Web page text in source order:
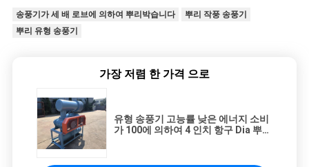
송풍기가 세 배 로브에 의하여 뿌리박습니다
뿌리 작풍 송풍기
뿌리 유형 송풍기
가장 저렴 한 가격 으로
유형 송풍기 고능률 낮은 에너지 소비
가 100에 의하여 4 인치 항구 Dia 뿌리